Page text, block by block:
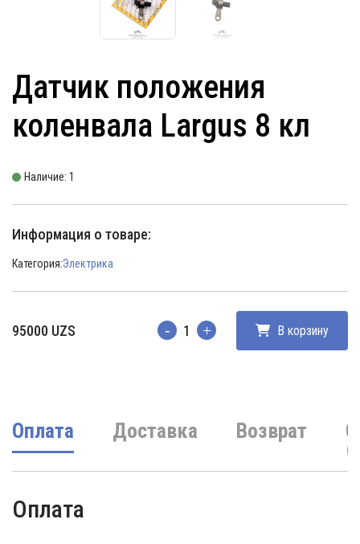
Датчик положения
коленвала Largus 8 кл
Наличие: 1
Информация о товаре:
Категория:Электрика
95000 UZS Количество В корзину
Оплата Доставка Возврат
Оплата